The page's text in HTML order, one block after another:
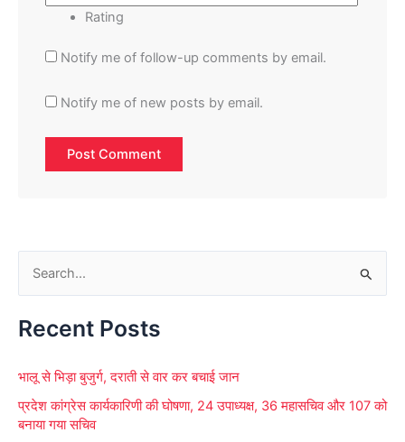
Rating
Notify me of follow-up comments by email.
Notify me of new posts by email.
a
c
h
f
Recent Posts
भालू से भिड़ा बुजुर्ग, दराती से वार कर बचाई जान
प्रदेश कांग्रेस कार्यकारिणी की घोषणा, 24 उपाध्यक्ष, 36 महासचिव और 107 को
बनाया गया सचिव